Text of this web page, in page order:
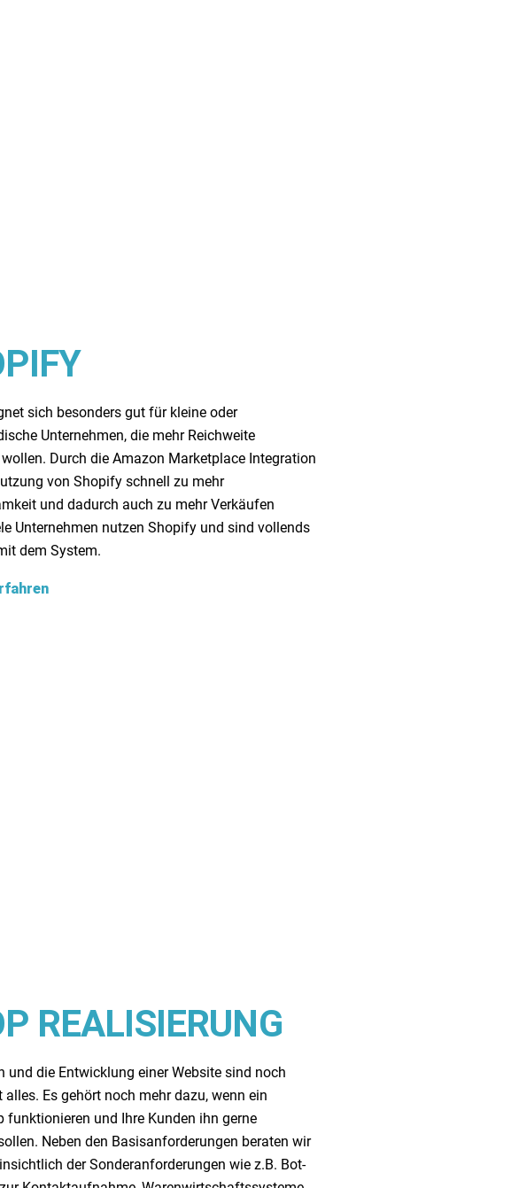
sich besonders gut für kleine oder
Unternehmen, die mehr Reichweite
Durch die Amazon Marketplace Integration
von Shopify schnell zu mehr
und dadurch auch zu mehr Verkäufen
Unternehmen nutzen Shopify und sind vollends
dem System.
REALISIERUNG
und die Entwicklung einer Website sind noch
alles. Es gehört noch mehr dazu, wenn ein
funktionieren und Ihre Kunden ihn gerne
Neben den Basisanforderungen beraten wir
der Sonderanforderungen wie z.B. Bot-